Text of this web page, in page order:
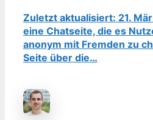
Zuletzt aktualisiert: 21.
eine Chatseite, die es
anonym mit Fremden zu
Seite über die…